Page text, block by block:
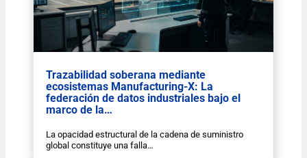
Trazabilidad soberana mediante
ecosistemas Manufacturing-X: La
federación de datos industriales bajo el
marco de la…
La opacidad estructural de la cadena de suministro
global constituye una falla…